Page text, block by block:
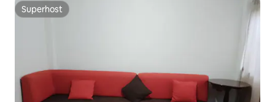
Superhost
Superhost